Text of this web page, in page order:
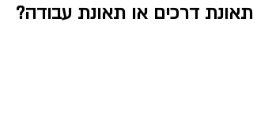
תאונת דרכים או תאונת עבודה?